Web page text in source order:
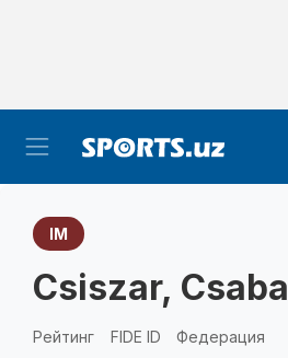
IM
Csiszar, Csaba
Рейтинг FIDE ID Федерация